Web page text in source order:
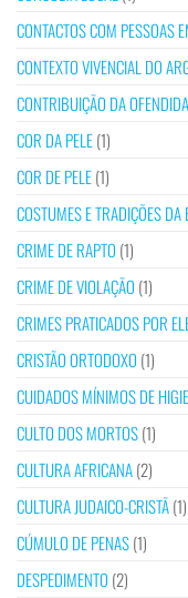
CONTACTOS COM PESSOAS
CONTEXTO VIVENCIAL DO
CONTRIBUIÇÃO DA
COR DA PELE(1)
COR DE PELE(1)
COSTUMES E TRADIÇÕES DA
CRIME DE RAPTO (1)
CRIME DE VIOLAÇÃO (1)
CRIMES PRATICADOS POR
CRISTÃO ORTODOXO (1)
CUIDADOS MÍNIMOS DE
CULTO DOS MORTOS(1)
CULTURA AFRICANA(2)
CULTURA JUDAICO-CRISTÃ(1)
CÚMULO DE PENAS(1)
DESPEDIMENTO (2)